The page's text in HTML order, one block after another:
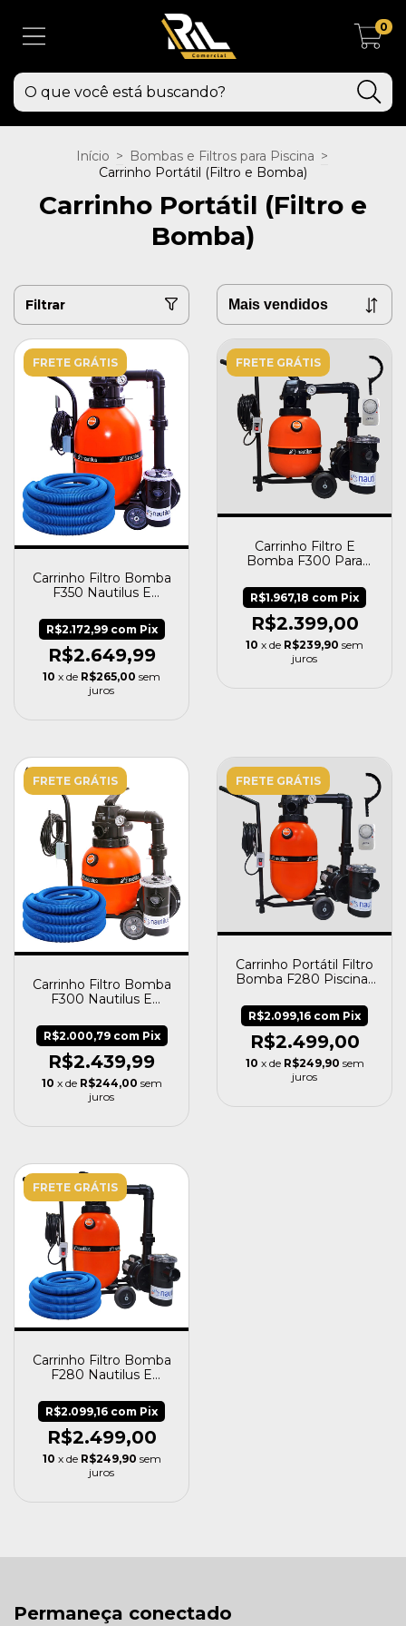
0
Início > Bombas e Filtros para Piscina >
Carrinho Portátil (Filtro e Bomba)
Carrinho Portátil (Filtro e
Bomba)
Filtrar
FRETE GRÁTIS
Carrinho Filtro Bomba
F350 Nautilus E
Fortyflex
R$2.649,99
R$2.172,99 com Pix
10 x de R$265,00 sem
juros
FRETE GRÁTIS
Carrinho Filtro E
Bomba F300 Para
Nautilus
R$2.399,00
R$1.967,18 com Pix
10 x de R$239,90 sem
juros
FRETE GRÁTIS
Carrinho Filtro Bomba
F300 Nautilus E
Fortyflex
R$2.439,99
R$2.000,79 com Pix
10 x de R$244,00 sem
juros
FRETE GRÁTIS
Carrinho Portátil Filtro
Bomba F280 Piscinas
R$2.499,00
R$2.099,16 com Pix
10 x de R$249,90 sem
juros
FRETE GRÁTIS
Carrinho Filtro Bomba
F280 Nautilus E
Fortyflex
R$2.499,00
R$2.099,16 com Pix
10 x de R$249,90 sem
juros
Permaneça conectado